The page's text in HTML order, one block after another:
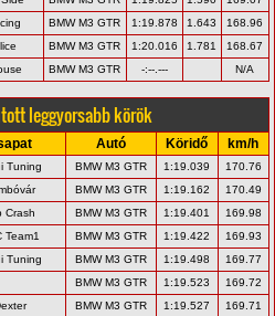
BMW M3 GTR 1:19.878 1.643
168.96
BMW M3 GTR 1:20.016 1.781
168.67
BMW M3 GTR -:--.--- N/A
leggyorsabb körök
Autó Köridő km/h
Tuning BMW M3 GTR 1:19.039
170.76
BMW M3 GTR 1:19.162
170.49
Crash BMW M3 GTR 1:19.401
169.98
Team1 BMW M3 GTR 1:19.422
169.93
Tuning BMW M3 GTR 1:19.498
169.77
BMW M3 GTR 1:19.523
169.72
BMW M3 GTR 1:19.527
169.71